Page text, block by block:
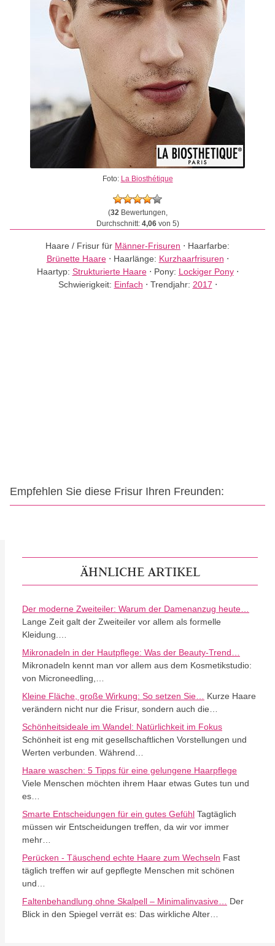
Foto: La Biosthétique
(32Bewertungen,
Durchschnitt: 4,06von 5)
Haare / Frisur für Männer-Frisuren ⋅ Haarfarbe:
Brünette Haare⋅ Haarlänge: Kurzhaarfrisuren ⋅
Haartyp: Strukturierte Haare⋅ Pony: Lockiger Pony⋅
Schwierigkeit: Einfach ⋅ Trendjahr: 2017 ⋅
Empfehlen Sie diese Frisur Ihren Freunden:
ÄHNLICHE ARTIKEL
Der moderne Zweiteiler: Warum der Damenanzug heute…
Lange Zeit galt der Zweiteiler vor allem als formelle
Kleidung.…
Mikronadeln in der Hautpflege: Was der Beauty-Trend…
Mikronadeln kennt man vor allem aus dem Kosmetikstudio:
von Microneedling,…
Kleine Fläche, große Wirkung: So setzen Sie…
Kurze Haare
verändern nicht nur die Frisur, sondern auch die…
Schönheitsideale im Wandel: Natürlichkeit im Fokus
Schönheit ist eng mit gesellschaftlichen Vorstellungen und
Werten verbunden. Während…
Haare waschen: 5 Tipps für eine gelungene Haarpflege
Viele Menschen möchten ihrem Haar etwas Gutes tun und
es…
Smarte Entscheidungen für ein gutes Gefühl Tagtäglich
müssen wir Entscheidungen treffen, da wir vor immer
mehr…
Perücken - Täuschend echte Haare zum Wechseln Fast
täglich treffen wir auf gepflegte Menschen mit schönen
und…
Faltenbehandlung ohne Skalpell – Minimalinvasive…
Der
Blick in den Spiegel verrät es: Das wirkliche Alter…